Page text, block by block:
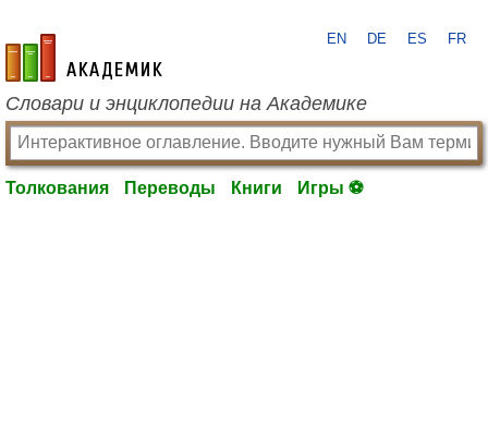
academic.ru
EN DE ES FR
Словари и энциклопедии на Академике
Толкования Переводы Книги Игры ⚽